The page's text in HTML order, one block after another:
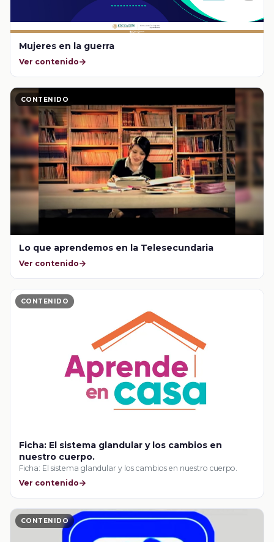
Mujeres en la guerra
Ver contenido
CONTENIDO
Lo que aprendemos en la Telesecundaria
Ver contenido
CONTENIDO
Ficha: El sistema glandular y los cambios en
nuestro cuerpo.
Ficha: El sistema glandular y los cambios en nuestro cuerpo.
Ver contenido
CONTENIDO